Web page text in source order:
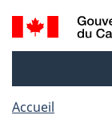
Recherche
et
Accueil